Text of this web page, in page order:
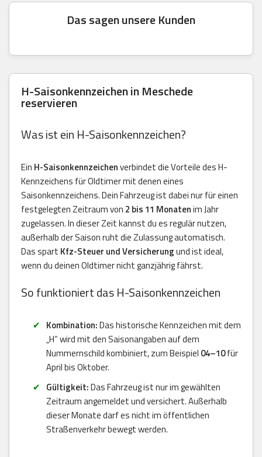
Das sagen unsere Kunden
H-Saisonkennzeichen in Meschede
reservieren
Was ist ein H-Saisonkennzeichen?
Ein H-Saisonkennzeichenverbindet die Vorteile des H-
Kennzeichens für Oldtimer mit denen eines
Saisonkennzeichens. Dein Fahrzeug ist dabei nur für einen
festgelegten Zeitraum von 2 bis 11 Monatenim Jahr
zugelassen. In dieser Zeit kannst du es regulär nutzen,
außerhalb der Saison ruht die Zulassung automatisch.
Das spart Kfz-Steuer und Versicherungund ist ideal,
wenn du deinen Oldtimer nicht ganzjährig fährst.
So funktioniert das H-Saisonkennzeichen
Kombination:Das historische Kennzeichen mit dem
„H“ wird mit den Saisonangaben auf dem
Nummernschild kombiniert, zum Beispiel 04–10für
April bis Oktober.
Gültigkeit:Das Fahrzeug ist nur im gewählten
Zeitraum angemeldet und versichert. Außerhalb
dieser Monate darf es nicht im öffentlichen
Straßenverkehr bewegt werden.